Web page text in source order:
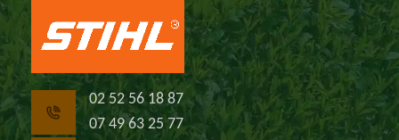
02 52 56 18 87
07 49 63 25 77